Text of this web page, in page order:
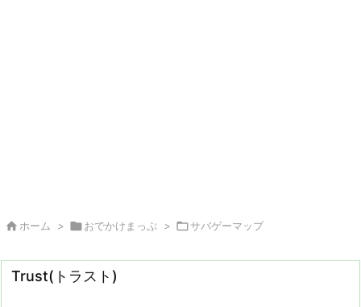
 ホーム > おでかけまっぷ > サバゲーマップ
Trust(トラスト)